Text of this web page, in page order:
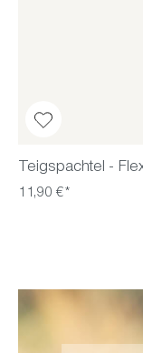
Teigspachtel -
11,90 €*